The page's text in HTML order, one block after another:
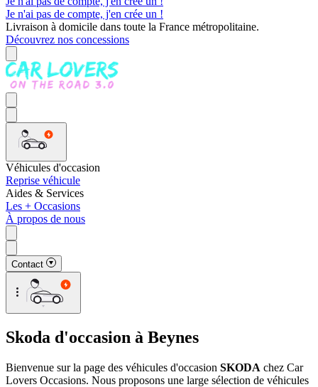
Je n'ai pas de compte, j'en crée un !
Livraison à domicile dans toute la France métropolitaine.
Découvrez nos concessions
Véhicules d'occasion
Reprise véhicule
Aides & Services
Les + Occasions
À propos de nous
Contact
Skoda d'occasion à Beynes
Bienvenue sur la page des véhicules d'occasion SKODA chez Car
Lovers Occasions. Nous proposons une large sélection de véhicules